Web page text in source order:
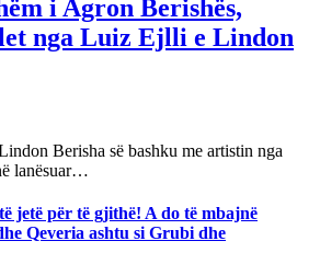
i Agron Berishës,
nga Luiz Ejlli e Lindon
Berisha së bashku me artistin nga
lanësuar…
jetë për të gjithë! A do të mbajnë
Qeveria ashtu si Grubi dhe